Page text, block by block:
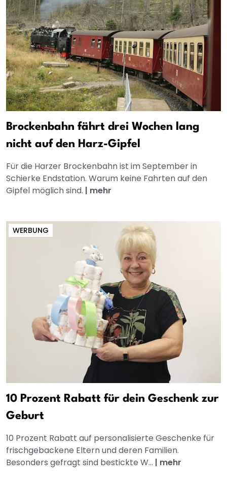
Brockenbahn fährt drei Wochen lang
nicht auf den Harz-Gipfel
Für die Harzer Brockenbahn ist im September in
Schierke Endstation. Warum keine Fahrten auf den
Gipfel möglich sind. | mehr
WERBUNG
10 Prozent Rabatt für dein Geschenk zur
Geburt
10 Prozent Rabatt auf personalisierte Geschenke für
frischgebackene Eltern und deren Familien.
Besonders gefragt sind bestickte W... | mehr